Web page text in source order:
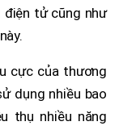
tử cũng như
cực của thương
dụng nhiều bao
thụ nhiều năng